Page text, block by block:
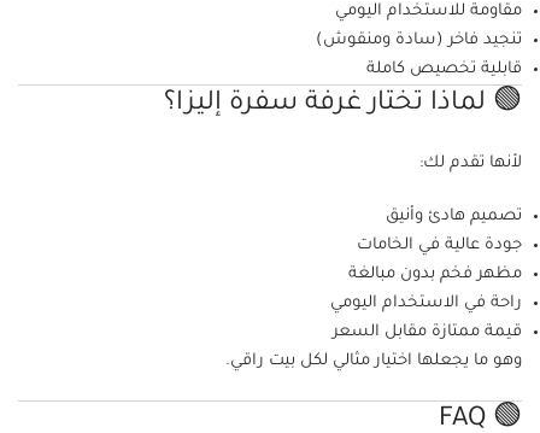
مقاومة للاستخدام اليومي
تنجيد فاخر (سادة ومنقوش)
قابلية تخصيص كاملة
🟢 لماذا تختار غرفة سفرة إليزا؟
لأنها تقدم لك:
تصميم هادئ وأنيق
جودة عالية في الخامات
مظهر فخم بدون مبالغة
راحة في الاستخدام اليومي
قيمة ممتازة مقابل السعر
وهو ما يجعلها اختيار مثالي لكل بيت راقي.
🟢 FAQ